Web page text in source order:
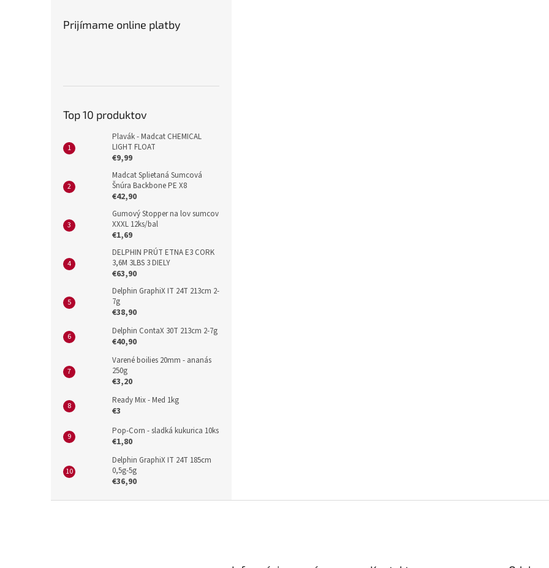
Prijímame online platby
Top 10 produktov
Plavák - Madcat CHEMICAL
LIGHT FLOAT
€9,99
Madcat Splietaná Sumcová
Šnúra Backbone PE X8
€42,90
Gumový Stopper na lov sumcov
XXXL 12ks/bal
€1,69
DELPHIN PRÚT ETNA E3 CORK
3,6M 3LBS 3 DIELY
€63,90
Delphin GraphiX IT 24T 213cm 2-
7g
€38,90
Delphin ContaX 30T 213cm 2-7g
€40,90
Varené boilies 20mm - ananás
250g
€3,20
Ready Mix - Med 1kg
€3
Pop-Corn - sladká kukurica 10ks
€1,80
Delphin GraphiX IT 24T 185cm
0,5g-5g
€36,90